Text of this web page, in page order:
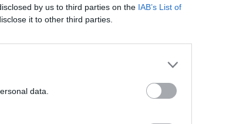
by us to third parties on the IAB’s List of
it to other third parties.
data.
a turnos, de lunes a domingo, con los descansos legalmente
con la venta, transporte, reparación o